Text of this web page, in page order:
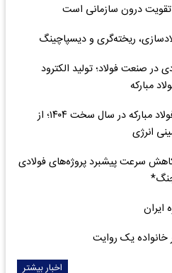
تقویت درون سازمانی است
ریخته‌گری و دیسپاچینگ
در صنعت فولاد؛ تولید الکترود
مبارکه
اتمام پروژه‌های راهبردی فولاد مبارکه در سال سخت ۱۴۰۴؛ از
انرژی
سرعت پیشبرد پروژه‌های فولادی
جنگ*
ایران
خانواده یک روایت
اخبار بیشتر